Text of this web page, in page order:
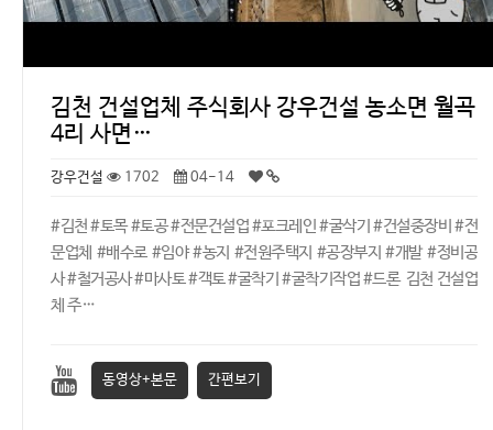
김천 건설업체 주식회사 강우건설 농소면 월곡
4리 사면…
강우건설 1702 04-14
#김천 #토목 #토공 #전문건설업 #포크레인 #굴삭기 #건설중장비 #전
문업체 #배수로 #임야 #농지 #전원주택지 #공장부지 #개발 #정비공
사 #철거공사 #마사토 #객토 #굴착기 #굴착기작업 #드론 김천 건설업
체 주…
동영상+본문 간편보기